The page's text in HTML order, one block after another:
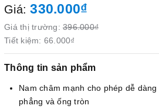
Giá:330.000₫
Giá thị trường: 396.000₫
Tiết kiệm: 66.000₫
Thông tin sản phẩm
Nam châm mạnh cho phép dễ
phẳng và ống tròn